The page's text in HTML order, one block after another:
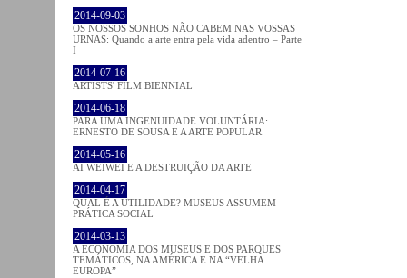
2014-09-03
OS NOSSOS SONHOS NÃO CABEM NAS VOSSAS
URNAS: Quando a arte entra pela vida adentro – Parte
I
2014-07-16
ARTISTS' FILM BIENNIAL
2014-06-18
PARA UMA INGENUIDADE VOLUNTÁRIA:
ERNESTO DE SOUSA E A ARTE POPULAR
2014-05-16
AI WEIWEI E A DESTRUIÇÃO DA ARTE
2014-04-17
QUAL É A UTILIDADE? MUSEUS ASSUMEM
PRÁTICA SOCIAL
2014-03-13
A ECONOMIA DOS MUSEUS E DOS PARQUES
TEMÁTICOS, NA AMÉRICA E NA “VELHA
EUROPA”